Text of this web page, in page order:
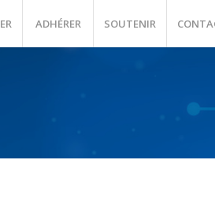
ADHÉRER SOUTENIR